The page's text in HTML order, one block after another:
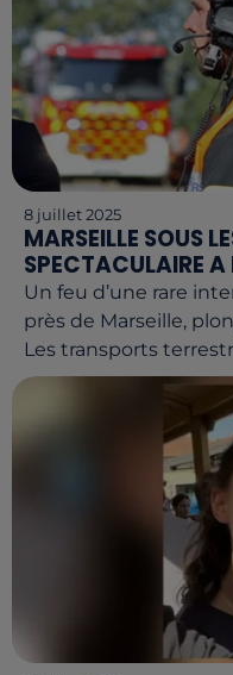
8 juillet 2025
MARSEILLE SOUS
SPECTACULAIRE A
Un feu d’une rare
près de Marseille,
Les transports